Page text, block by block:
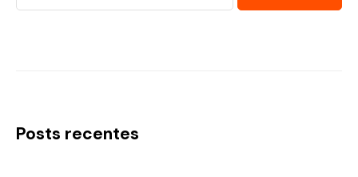
Posts recentes